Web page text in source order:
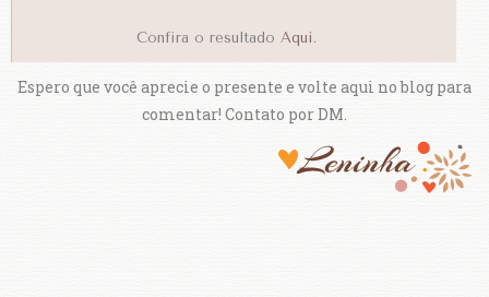
Confira o resultado Aqui .
Espero que você aprecie o presente e volte aqui no blog para
comentar! Contato por DM.